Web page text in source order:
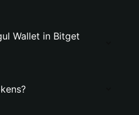
Wallet in Bitget